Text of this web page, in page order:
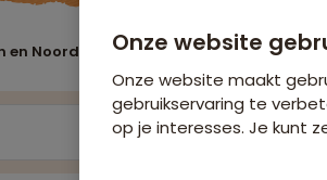
en Noord-Afrika
Reissoorten
Onze website
Onze website maakt
gebruikservaring te
op je interesses. Je kunt